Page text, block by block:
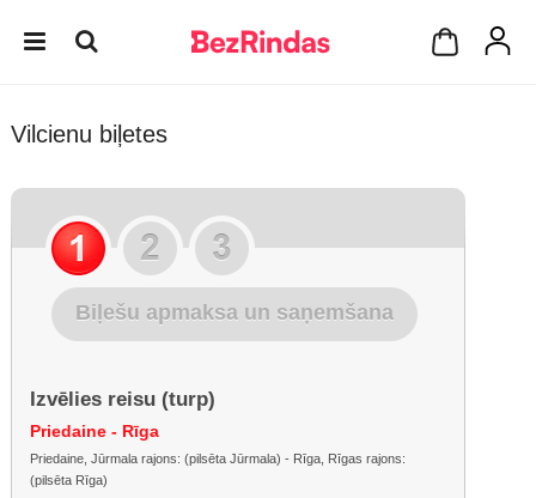
Vilcienu biļetes
Biļešu apmaksa un saņemšana
Izvēlies reisu (turp)
Priedaine - Rīga
Priedaine, Jūrmala rajons: (pilsēta Jūrmala) - Rīga, Rīgas rajons:
(pilsēta Rīga)